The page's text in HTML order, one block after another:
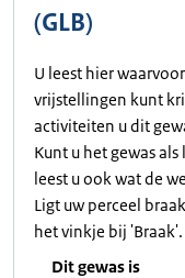
(GLB)
U leest hier
vrijstellingen kunt
activiteiten u dit
Kunt u het gewas
leest u ook wat de
Ligt uw perceel
het vinkje bij 'Braak'.
Dit gewas is